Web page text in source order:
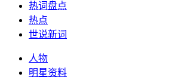
热词盘点
热点
世说新词
人物
明星资料